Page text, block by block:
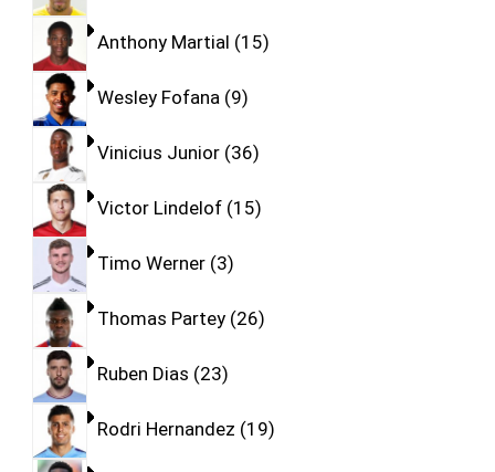
Anthony Martial 15
Wesley Fofana 9
Vinicius Junior 36
Victor Lindelof 15
Timo Werner 3
Thomas Partey 26
Ruben Dias 23
Rodri Hernandez 19